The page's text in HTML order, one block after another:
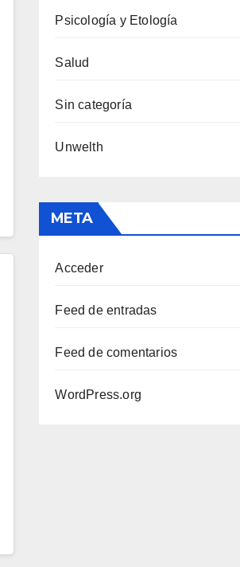
Psicología y Etología
Salud
Sin categoría
Unwelth
META
Acceder
Feed de entradas
Feed de comentarios
WordPress.org